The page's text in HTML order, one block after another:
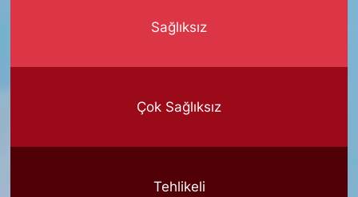
Sağlıksız
Çok Sağlıksız
Tehlikeli